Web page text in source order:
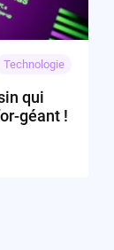
Technologie
qui
géant !